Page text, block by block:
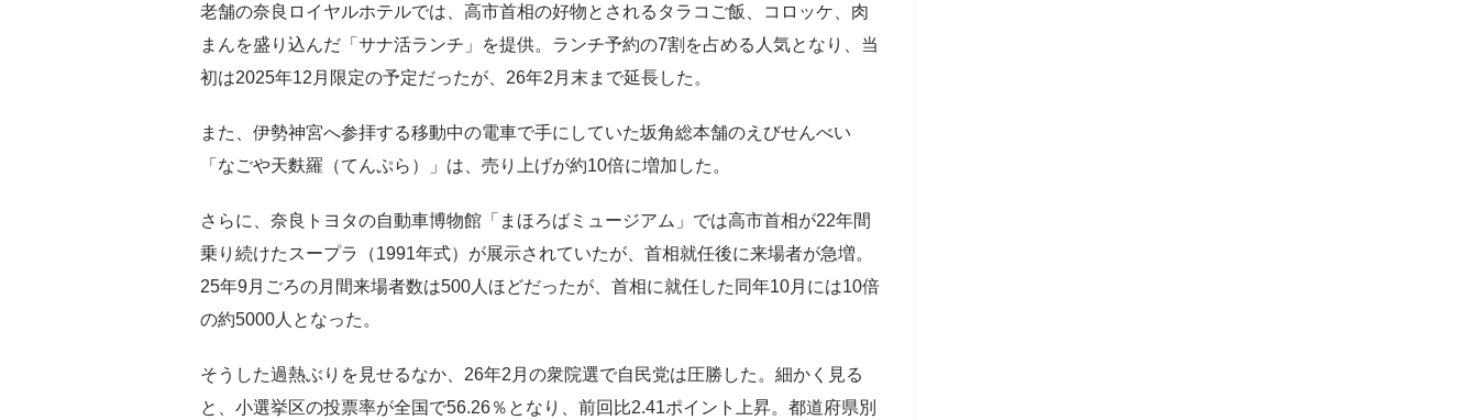
老舗の奈良ロイヤルホテルでは、高市首相の好物とされるタラコご飯、コロッケ、肉
まんを盛り込んだ「サナ活ランチ」を提供。ランチ予約の7割を占める人気となり、当
初は2025年12月限定の予定だったが、26年2月末まで延長した。
また、伊勢神宮へ参拝する移動中の電車で手にしていた坂角総本舗のえびせんべい
「なごや天麩羅（てんぷら）」は、売り上げが約10倍に増加した。
さらに、奈良トヨタの自動車博物館「まほろばミュージアム」では高市首相が22年間
乗り続けたスープラ（1991年式）が展示されていたが、首相就任後に来場者が急増。
25年9月ごろの月間来場者数は500人ほどだったが、首相に就任した同年10月には10倍
の約5000人となった。
そうした過熱ぶりを見せるなか、26年2月の衆院選で自民党は圧勝した。細かく見る
と、小選挙区の投票率が全国で56.26％となり、前回比2.41ポイント上昇。都道府県別